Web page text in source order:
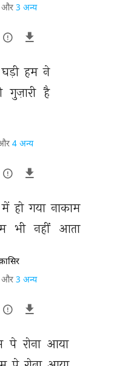
और 3 अन्य
घड़ी हम ने
गुज़ारी है
4 अन्य
में हो गया नाकाम
भी नहीं आता
और 3 अन्य
पे रोना आया